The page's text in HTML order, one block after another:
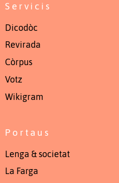
Servicis
Dicodòc
Revirada
Còrpus
Votz
Wikigram
Portaus
Lenga & societat
La Farga